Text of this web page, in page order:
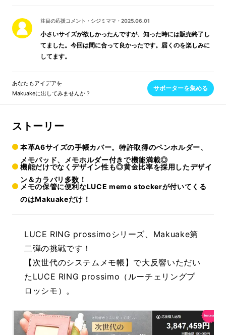
注目の応援コメント ・ シジミママ ・ 2025.06.01
小さいサイズが欲しかったんですが、知った時には販売終了し
てました。今回は間に合って良かったです。届くのを楽しみに
してます。
あなたもアイデアを
Makuakeに出してみませんか？
サポーターを集める
ストーリー
本革A6サイズの手帳カバー。特許取得のペンホルダー、
メモパッド、メモホルダー付きで機能満載◎
機能だけでなくデザイン性も◎黄金比率を採用したデザイ
ン＆カラバリ多数！
メモの保管に便利なLUCE memo stockerが付いてくる
のはMakuakeだけ！
LUCE RING prossimoシリーズ、Makuake第
二弾の挑戦です！
【次世代のシステムメモ帳】で大反響いただい
たLUCE RING prossimo（ルーチェリングプ
ロッシモ）。